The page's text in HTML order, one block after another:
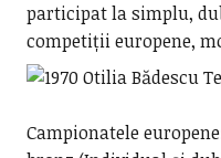
participat la simplu,
competiții europene,
Campionatele